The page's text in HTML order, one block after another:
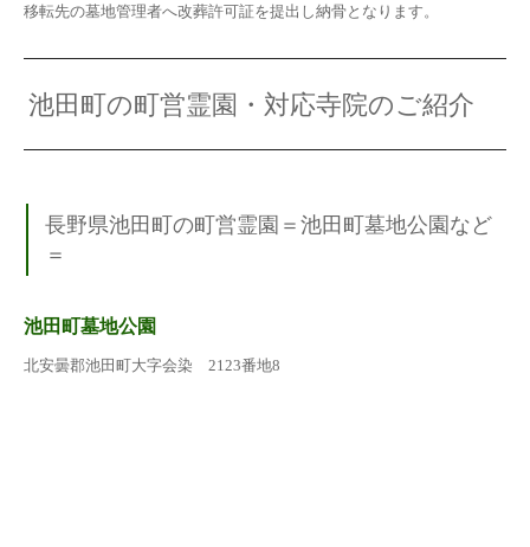
移転先の墓地管理者へ改葬許可証を提出し納骨となります。
池田町の町営霊園・対応寺院のご紹介
長野県池田町の町営霊園＝池田町墓地公園など
＝
池田町墓地公園
北安曇郡池田町大字会染 2123番地8